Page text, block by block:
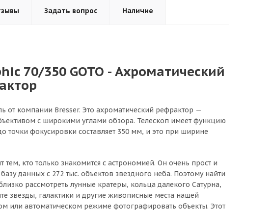
Задать вопрос Наличие
70/350 GOTO - Ахроматический
от компании Bresser. Это ахроматический рефрактор —
с широкими углами обзора. Телескоп имеет функцию
точки фокусировки составляет 350 мм, и это при ширине
кто только знакомится с астрономией. Он очень прост и
данных с 272 тыс. объектов звездного неба. Поэтому найти
рассмотреть лунные кратеры, кольца далекого Сатурна,
звезды, галактики и другие живописные места нашей
или автоматическом режиме фотографировать объекты. Этот